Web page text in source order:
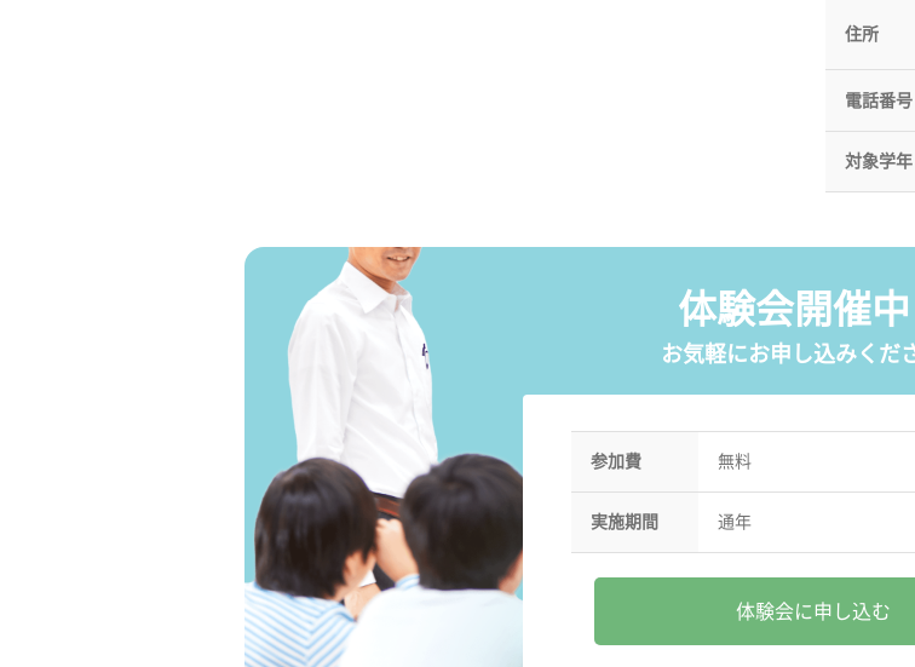
住所
電話番号
対象学年
体験会開催中
お気軽にお申し込みくだ
参加費 無料
実施期間 通年
体験会に申し込む